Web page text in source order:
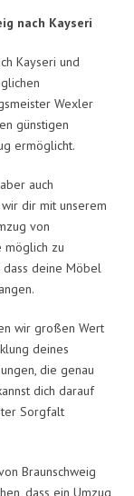
nach Kayseri
Kayseri und
Wexler
günstigen
ermöglicht.
auch
dir mit unserem
von
möglich zu
dass deine Möbel
wir großen Wert
deines
die genau
dich darauf
Sorgfalt
Braunschweig
dass ein Umzug